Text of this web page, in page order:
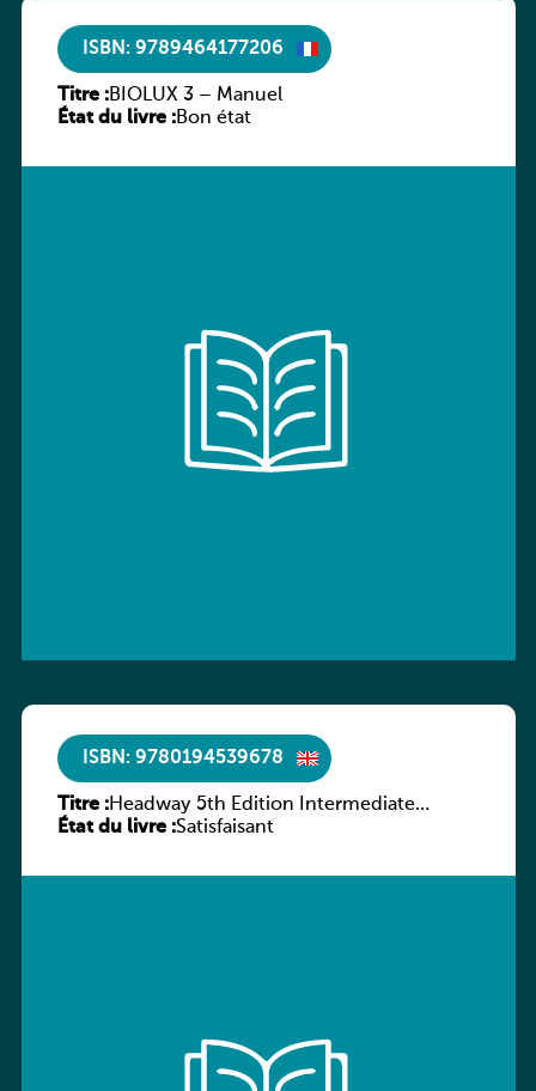
ISBN: 9789464177206
Titre :BIOLUX 3 – Manuel
État du livre :Bon état
ISBN: 9780194539678
Titre :Headway 5th Edition Intermediate
Workbook without key
État du livre :Satisfaisant